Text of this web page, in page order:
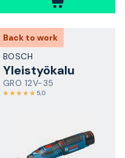
Back to work
BOSCH
Yleistyökalu
GRO 12V-35
5,0